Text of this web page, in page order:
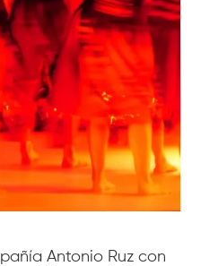
Antonio Ruz con